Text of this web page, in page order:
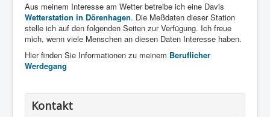
Aus meinem Interesse am Wetter betreibe ich eine Davis
Wetterstation in Dörenhagen. Die Meßdaten dieser Station
stelle ich auf den folgenden Seiten zur Verfügung. Ich freue
mich, wenn viele Menschen an diesen Daten Interesse haben.
Hier finden Sie Informationen zu meinem Beruflicher
Werdegang
Kontakt